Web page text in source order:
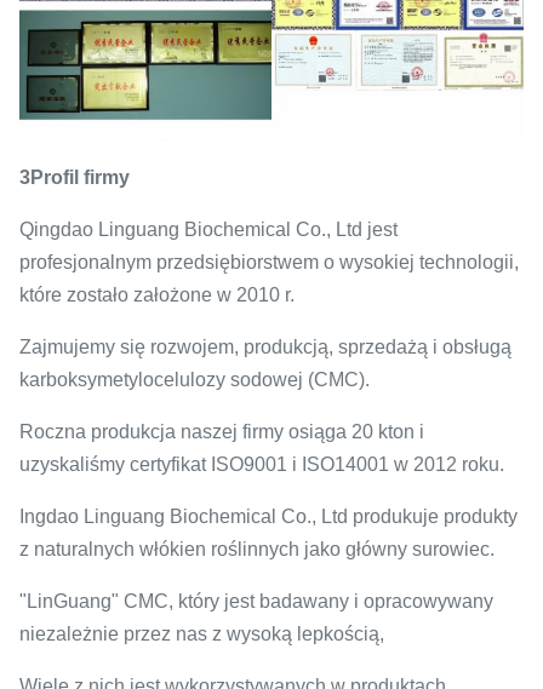
3Profil firmy
Qingdao Linguang Biochemical Co., Ltd jest
profesjonalnym przedsiębiorstwem o wysokiej technologii,
które zostało założone w 2010 r.
Zajmujemy się rozwojem, produkcją, sprzedażą i obsługą
karboksymetylocelulozy sodowej (CMC).
Roczna produkcja naszej firmy osiąga 20 kton i
uzyskaliśmy certyfikat ISO9001 i ISO14001 w 2012 roku.
Ingdao Linguang Biochemical Co., Ltd produkuje produkty
z naturalnych włókien roślinnych jako główny surowiec.
"LinGuang" CMC, który jest badawany i opracowywany
niezależnie przez nas z wysoką lepkością,